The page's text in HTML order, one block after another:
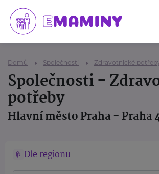
Domů Společnosti Zdravotnické
Společnosti -
potřeby
Hlavní město Praha - Praha
Dle regionu